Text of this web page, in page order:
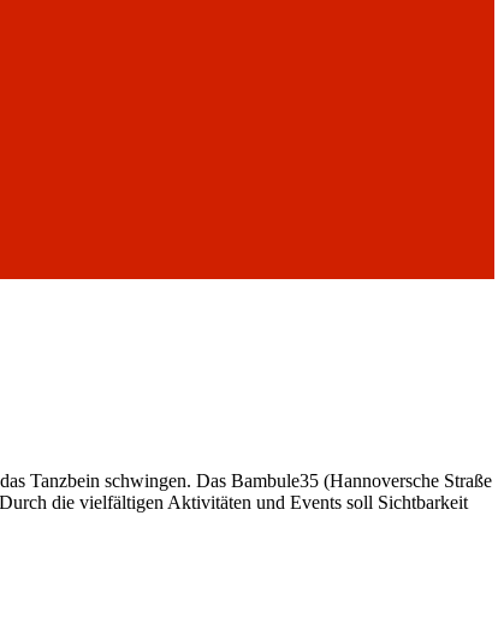
Tanzbein schwingen. Das Bambule35 (Hannoversche Straße
die vielfältigen Aktivitäten und Events soll Sichtbarkeit